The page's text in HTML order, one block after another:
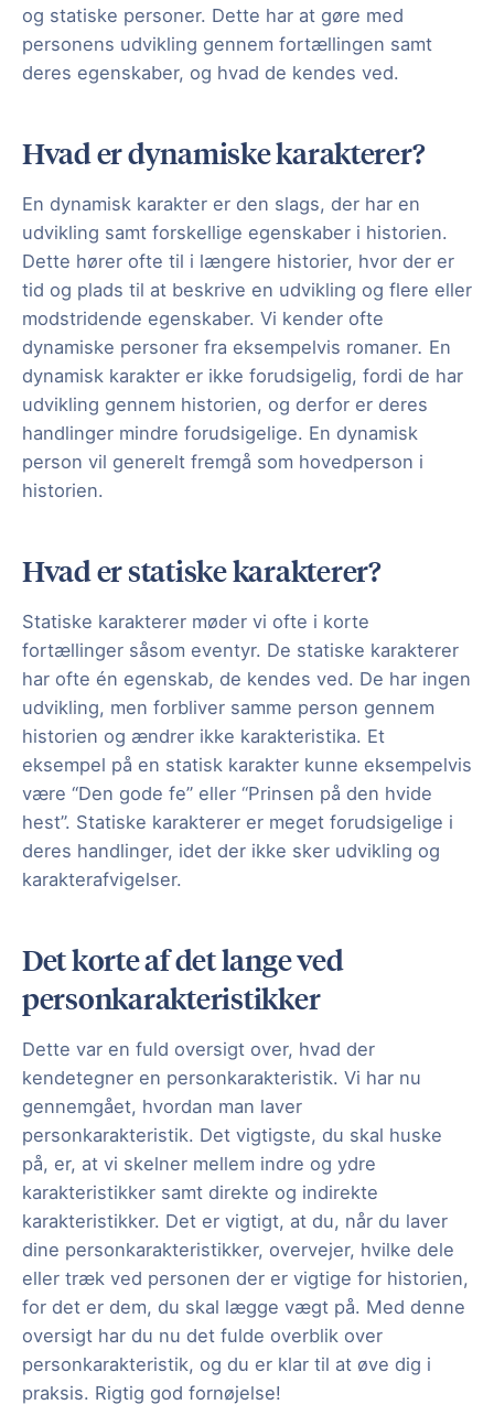
og statiske personer. Dette har at gøre med
personens udvikling gennem fortællingen samt
deres egenskaber, og hvad de kendes ved.
Hvad er dynamiske karakterer?
En dynamisk karakter er den slags, der har en
udvikling samt forskellige egenskaber i historien.
Dette hører ofte til i længere historier, hvor der er
tid og plads til at beskrive en udvikling og flere eller
modstridende egenskaber. Vi kender ofte
dynamiske personer fra eksempelvis romaner. En
dynamisk karakter er ikke forudsigelig, fordi de har
udvikling gennem historien, og derfor er deres
handlinger mindre forudsigelige. En dynamisk
person vil generelt fremgå som hovedperson i
historien.
Hvad er statiske karakterer?
Statiske karakterer møder vi ofte i korte
fortællinger såsom eventyr. De statiske karakterer
har ofte én egenskab, de kendes ved. De har ingen
udvikling, men forbliver samme person gennem
historien og ændrer ikke karakteristika. Et
eksempel på en statisk karakter kunne eksempelvis
være “Den gode fe” eller “Prinsen på den hvide
hest”. Statiske karakterer er meget forudsigelige i
deres handlinger, idet der ikke sker udvikling og
karakterafvigelser.
Det korte af det lange ved
personkarakteristikker
Dette var en fuld oversigt over, hvad der
kendetegner en personkarakteristik. Vi har nu
gennemgået, hvordan man laver
personkarakteristik. Det vigtigste, du skal huske
på, er, at vi skelner mellem indre og ydre
karakteristikker samt direkte og indirekte
karakteristikker. Det er vigtigt, at du, når du laver
dine personkarakteristikker, overvejer, hvilke dele
eller træk ved personen der er vigtige for historien,
for det er dem, du skal lægge vægt på. Med denne
oversigt har du nu det fulde overblik over
personkarakteristik, og du er klar til at øve dig i
praksis. Rigtig god fornøjelse!